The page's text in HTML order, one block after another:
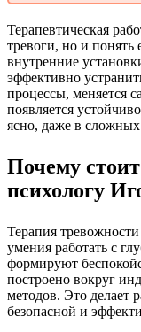
Терапевтическая
тревоги, но и
внутренние
эффективно
процессы, меняется
появляется
ясно, даже в
Почему
психологу
Терапия
умения работать с
формируют
построено вокруг
методов. Это делает
безопасной и